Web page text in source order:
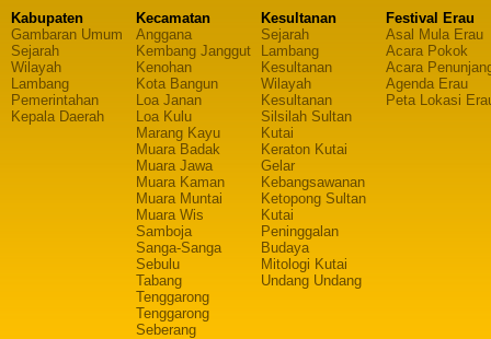
Kabupaten
Gambaran Umum
Sejarah
Wilayah
Lambang
Pemerintahan
Kepala Daerah
Kecamatan
Anggana
Kembang Janggut
Kenohan
Kota Bangun
Loa Janan
Loa Kulu
Marang Kayu
Muara Badak
Muara Jawa
Muara Kaman
Muara Muntai
Muara Wis
Samboja
Sanga-Sanga
Sebulu
Tabang
Tenggarong
Tenggarong
Seberang
Kesultanan
Sejarah
Lambang
Kesultanan
Wilayah
Kesultanan
Silsilah Sultan
Kutai
Keraton Kutai
Gelar
Kebangsawanan
Ketopong Sultan
Kutai
Peninggalan
Budaya
Mitologi Kutai
Undang Undang
Festival Erau
Asal Mula Erau
Acara Pokok
Acara
Agenda Erau
Peta Lokasi